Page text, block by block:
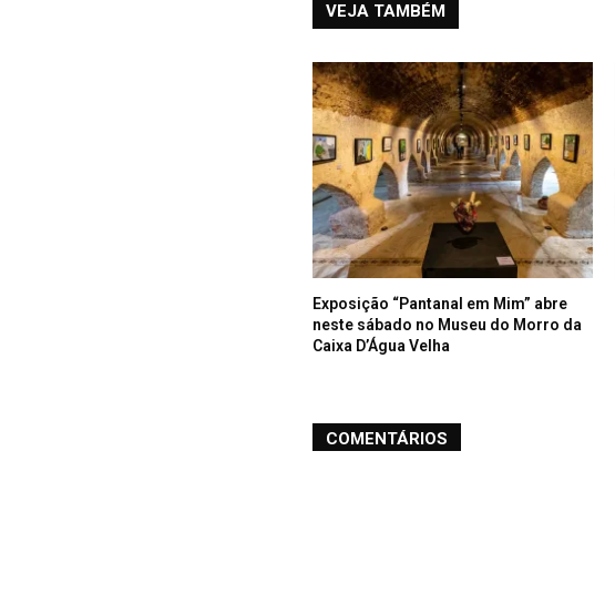
VEJA TAMBÉM
Exposição “Pantanal em Mim” abre
neste sábado no Museu do Morro da
Caixa D’Água Velha
COMENTÁRIOS